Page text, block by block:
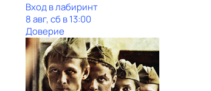
Вход в лабиринт
8 авг, сб в 13:00
Доверие